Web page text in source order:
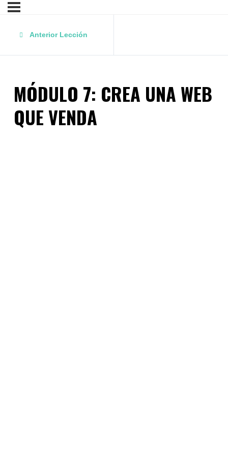
Anterior Lección
MÓDULO 7: CREA UNA WEB
QUE VENDA